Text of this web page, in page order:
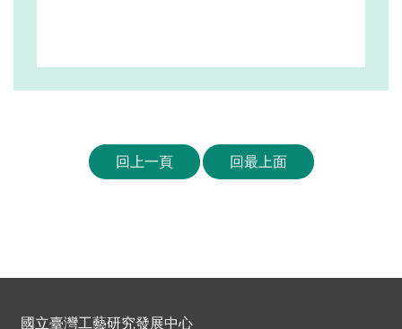
回上一頁 回最上面
國立臺灣工藝研究發展中心